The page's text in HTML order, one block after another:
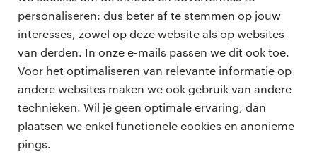
personaliseren: dus beter af te stemmen op jouw
interesses, zowel op deze website als op websites
van derden. In onze e-mails passen we dit ook toe.
Voor het optimaliseren van relevante informatie op
andere websites maken we ook gebruik van andere
technieken. Wil je geen optimale ervaring, dan
plaatsen we enkel functionele cookies en anonieme
pings.
bmc
onze kantoren
Randstad Professional Google score 4.15 -